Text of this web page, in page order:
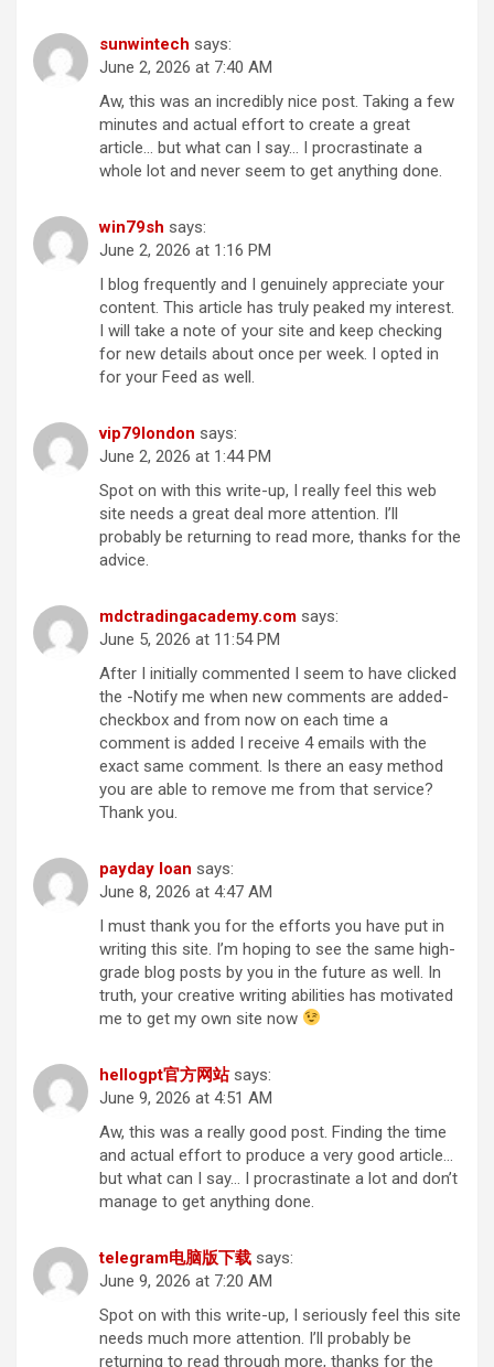
sunwintech says:
June 2, 2026 at 7:40 AM
Aw, this was an incredibly nice post. Taking a few
minutes and actual effort to create a great
article… but what can I say… I procrastinate a
whole lot and never seem to get anything done.
win79sh says:
June 2, 2026 at 1:16 PM
I blog frequently and I genuinely appreciate your
content. This article has truly peaked my interest.
I will take a note of your site and keep checking
for new details about once per week. I opted in
for your Feed as well.
vip79london says:
June 2, 2026 at 1:44 PM
Spot on with this write-up, I really feel this web
site needs a great deal more attention. I’ll
probably be returning to read more, thanks for the
advice.
mdctradingacademy.com says:
June 5, 2026 at 11:54 PM
After I initially commented I seem to have clicked
the -Notify me when new comments are added-
checkbox and from now on each time a
comment is added I receive 4 emails with the
exact same comment. Is there an easy method
you are able to remove me from that service?
Thank you.
payday loan says:
June 8, 2026 at 4:47 AM
I must thank you for the efforts you have put in
writing this site. I’m hoping to see the same high-
grade blog posts by you in the future as well. In
truth, your creative writing abilities has motivated
me to get my own site now
hellogpt官方网站 says:
June 9, 2026 at 4:51 AM
Aw, this was a really good post. Finding the time
and actual effort to produce a very good article…
but what can I say… I procrastinate a lot and don’t
manage to get anything done.
telegram电脑版下载 says:
June 9, 2026 at 7:20 AM
Spot on with this write-up, I seriously feel this site
needs much more attention. I’ll probably be
returning to read through more, thanks for the